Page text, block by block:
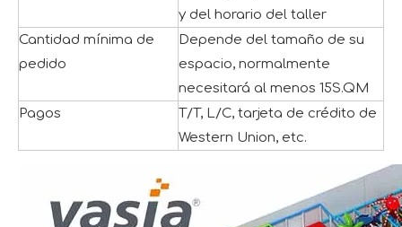
y del horario del taller
Cantidad mínima de
pedido
Depende del tamaño de su
espacio, normalmente
necesitará al menos 15S.QM
Pagos
T/T, L/C, tarjeta de crédito de
Western Union, etc.